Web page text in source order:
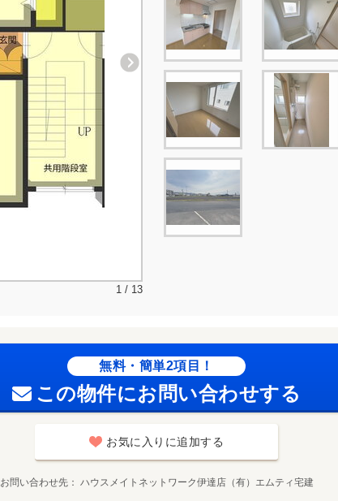
1 / 13
無料・簡単2項目！
この物件にお問い合わせする
お気に入りに追加する
お問い合わせ先 ハウスメイトネットワーク伊達店（有）エムティ宅建